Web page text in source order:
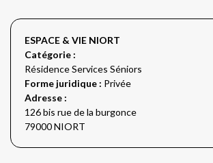
ESPACE & VIE NIORT
Catégorie :
Résidence Services Séniors
Forme juridique : Privée
Adresse :
126 bis rue de la burgonce
79000 NIORT